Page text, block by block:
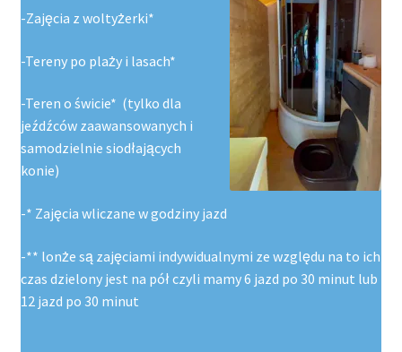
-Zajęcia z woltyżerki*
-Tereny po plaży i lasach*
-Teren o świcie* (tylko dla
jeźdźców zaawansowanych i
samodzielnie siodłających
konie)
-* Zajęcia wliczane w godziny jazd
-** lonże są zajęciami indywidualnymi ze względu na to ich
czas dzielony jest na pół czyli mamy 6 jazd po 30 minut lub
12 jazd po 30 minut